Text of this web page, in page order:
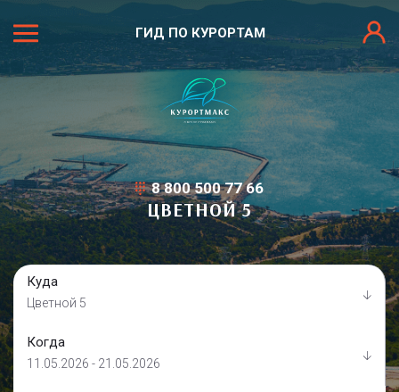
ГИД ПО КУРОРТАМ
8 800 500 77 66
ЦВЕТНОЙ 5
Куда
Цветной 5
Когда
11.05.2026 - 21.05.2026